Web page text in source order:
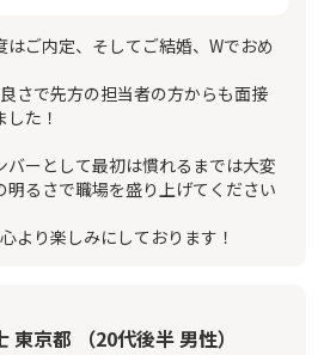
はご内定、そしてご結婚、Wでおめ
さで先方の担当者の方からも面接
た！
バーとして最初は慣れるまでは大変
るさで職場を盛り上げてください
より楽しみにしております！
東京都 （20代後半 男性）